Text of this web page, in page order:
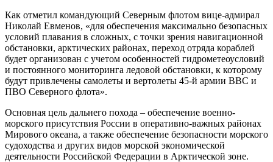
Как отметил командующий Северным флотом вице-адмирал
Николай Евменов, «для обеспечения максимально безопасных
условий плавания в сложных, с точки зрения навигационной
обстановки, арктических районах, переход отряда кораблей
будет организован с учетом особенностей гидрометеоусловий
и постоянного мониторинга ледовой обстановки, к которому
будут привлечены самолеты и вертолеты 45-й армии ВВС и
ПВО Северного флота».
Основная цель дальнего похода – обеспечение военно-
морского присутствия России в оперативно-важных районах
Мирового океана, а также обеспечение безопасности морского
судоходства и других видов морской экономической
деятельности Российской Федерации в Арктической зоне.